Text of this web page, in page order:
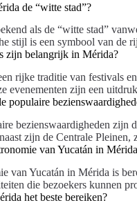
de “witte stad”?
als de “witte stad”
stijl is een symbool van de
zijn belangrijk in Mérida?
rijke traditie van festivals
evenementen zijn een
populaire
bezienswaardigheden zijn
zijn de Centrale Pleinen,
van Yucatán in
van Yucatán in Mérida is
die bezoekers kunnen
het beste bereiken?